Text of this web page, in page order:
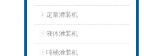
定量灌装机
液体灌装机
吨桶灌装机